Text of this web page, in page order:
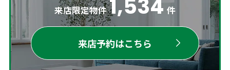
来店限定物件 1,534 件
来店予約はこちら